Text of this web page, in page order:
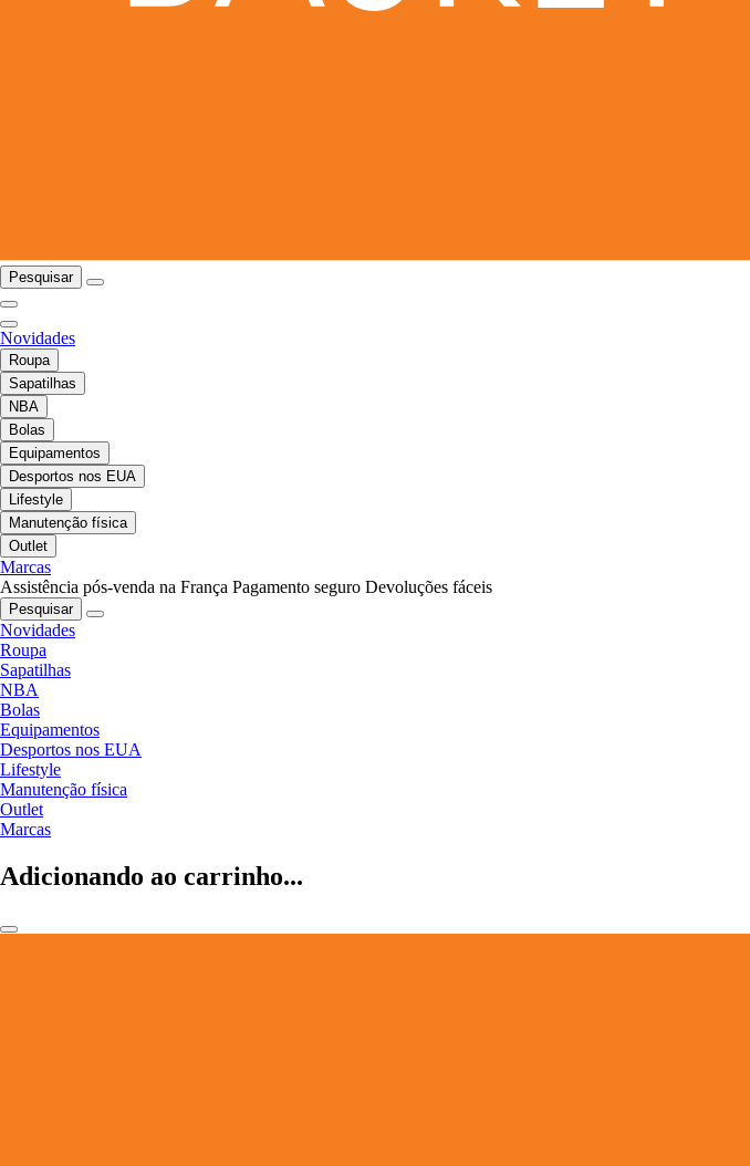
Pesquisar
Novidades
Roupa
Sapatilhas
NBA
Bolas
Equipamentos
Desportos nos EUA
Lifestyle
Manutenção física
Outlet
Marcas
Assistência pós-venda na França Pagamento seguro Devoluções fáceis
Pesquisar
Novidades
Roupa
Sapatilhas
NBA
Bolas
Equipamentos
Desportos nos EUA
Lifestyle
Manutenção física
Outlet
Marcas
Adicionando ao carrinho...